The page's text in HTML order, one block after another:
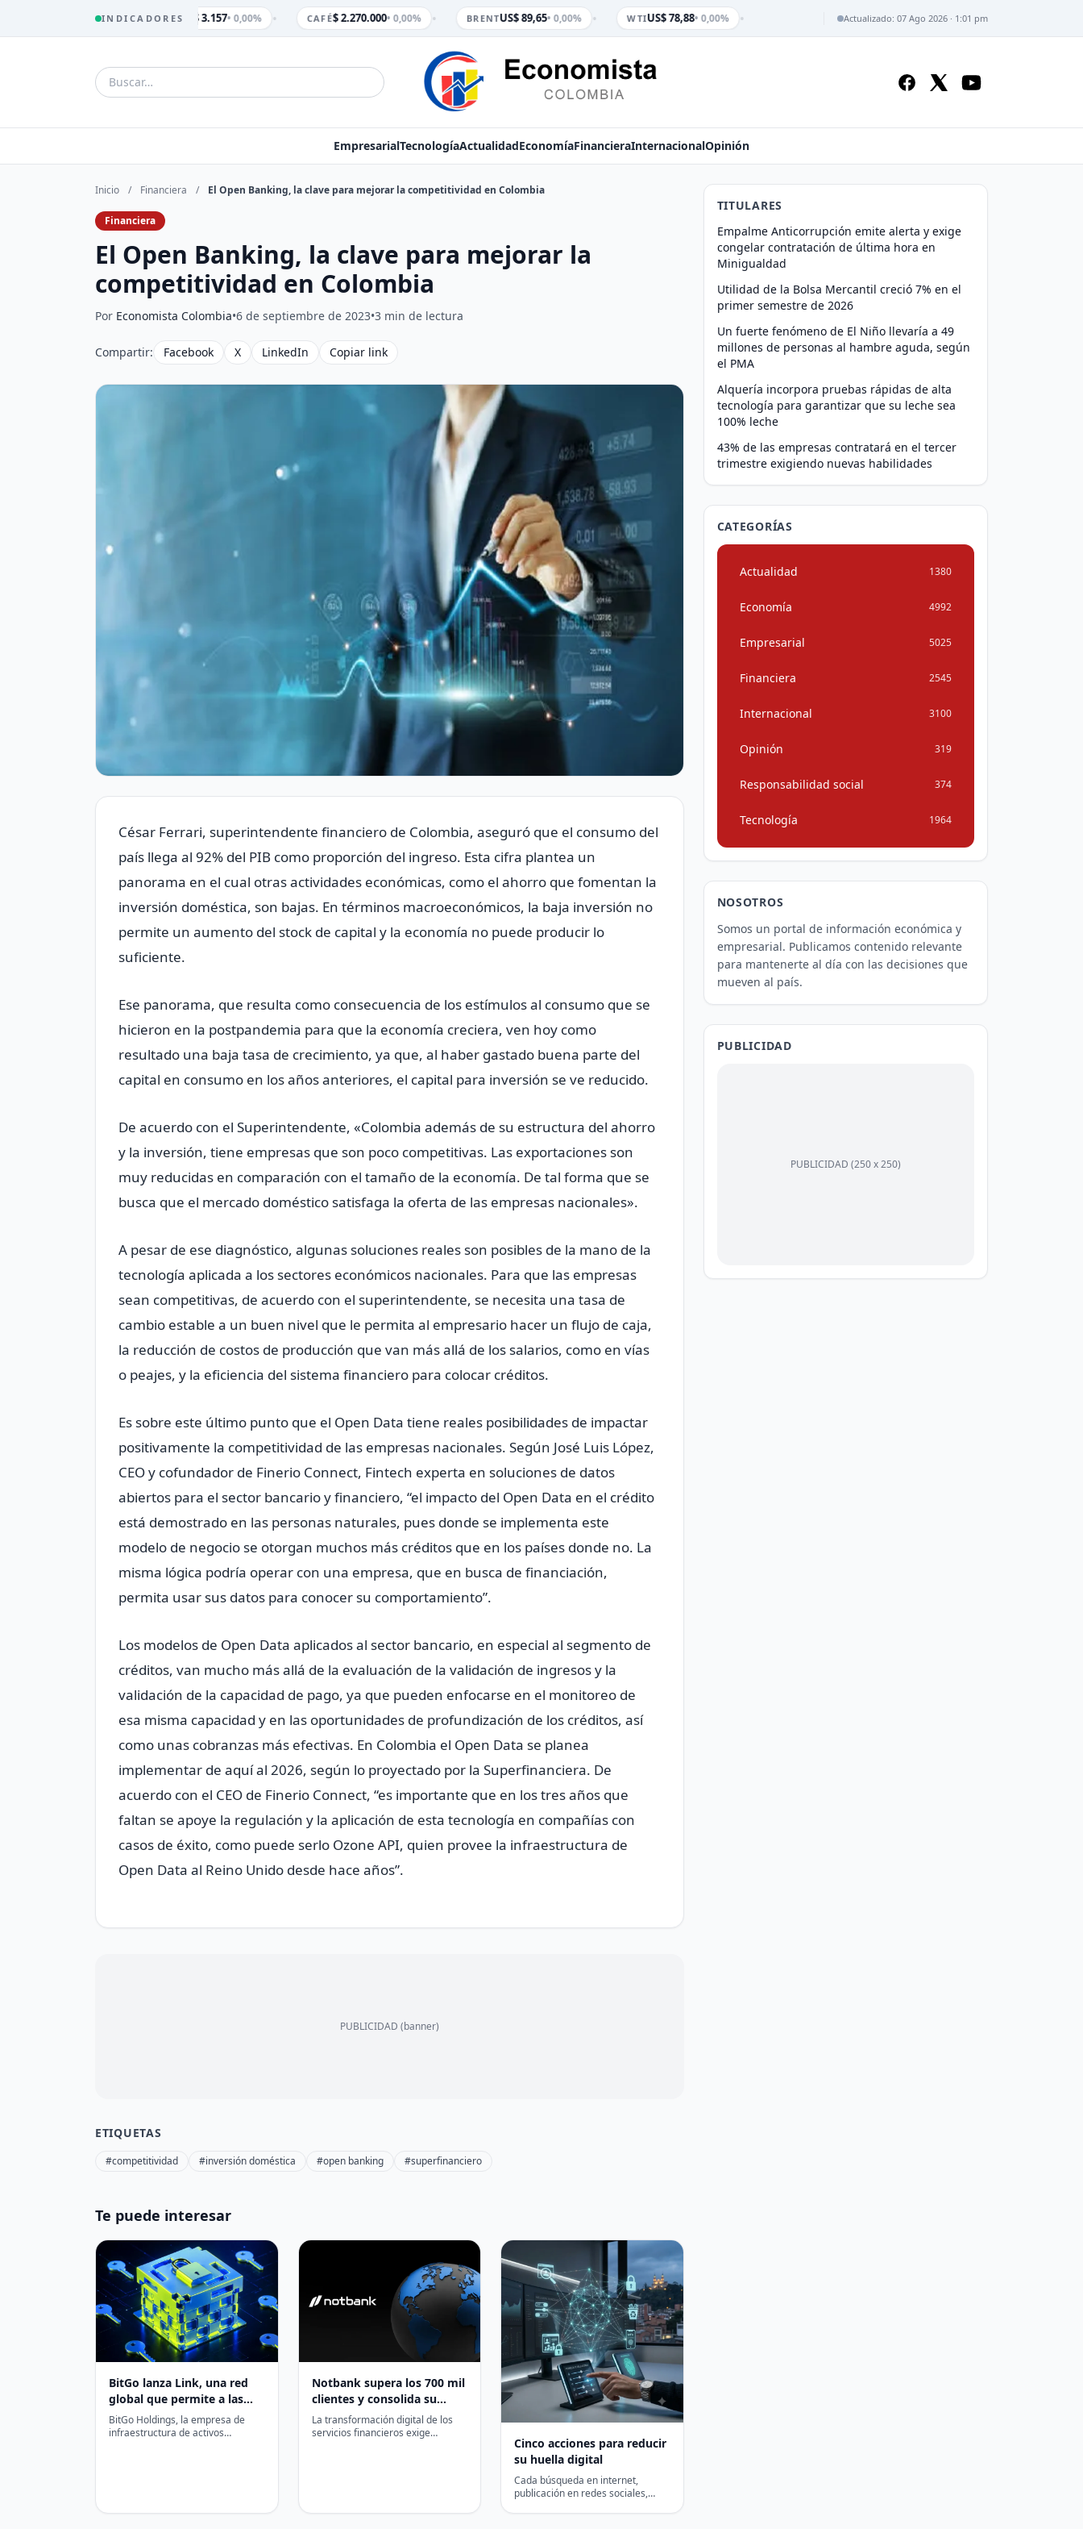
INDICADORES
TRM $ 3.157• 0,00% CAFÉ $ 2.270.000• 0,00% BRENTUS$ 89,65• 0,00% WTIUS$ 78,88• 0,00% Actualizado: 07 Ago 2026 · 1:01 pm
EmpresarialTecnologíaActualidadEconomíaFinancieraInternacionalOpinión
Inicio / Financiera / El Open Banking, la clave para mejorar la competitividad en Colombia
Financiera
El Open Banking, la clave para mejorar la
competitividad en Colombia
Por Economista Colombia•6 de septiembre de 2023•3 min de lectura
Compartir: Facebook X LinkedIn Copiar link
César Ferrari, superintendente financiero de Colombia, aseguró que el consumo del
país llega al 92% del PIB como proporción del ingreso. Esta cifra plantea un
panorama en el cual otras actividades económicas, como el ahorro que fomentan la
inversión doméstica, son bajas. En términos macroeconómicos, la baja inversión no
permite un aumento del stock de capital y la economía no puede producir lo
suficiente.
Ese panorama, que resulta como consecuencia de los estímulos al consumo que se
hicieron en la postpandemia para que la economía creciera, ven hoy como
resultado una baja tasa de crecimiento, ya que, al haber gastado buena parte del
capital en consumo en los años anteriores, el capital para inversión se ve reducido.
De acuerdo con el Superintendente, «Colombia además de su estructura del ahorro
y la inversión, tiene empresas que son poco competitivas. Las exportaciones son
muy reducidas en comparación con el tamaño de la economía. De tal forma que se
busca que el mercado doméstico satisfaga la oferta de las empresas nacionales».
A pesar de ese diagnóstico, algunas soluciones reales son posibles de la mano de la
tecnología aplicada a los sectores económicos nacionales. Para que las empresas
sean competitivas, de acuerdo con el superintendente, se necesita una tasa de
cambio estable a un buen nivel que le permita al empresario hacer un flujo de caja,
la reducción de costos de producción que van más allá de los salarios, como en vías
o peajes, y la eficiencia del sistema financiero para colocar créditos.
Es sobre este último punto que el Open Data tiene reales posibilidades de impactar
positivamente la competitividad de las empresas nacionales. Según José Luis López,
CEO y cofundador de Finerio Connect, Fintech experta en soluciones de datos
abiertos para el sector bancario y financiero, “el impacto del Open Data en el crédito
está demostrado en las personas naturales, pues donde se implementa este
modelo de negocio se otorgan muchos más créditos que en los países donde no. La
misma lógica podría operar con una empresa, que en busca de financiación,
permita usar sus datos para conocer su comportamiento”.
Los modelos de Open Data aplicados al sector bancario, en especial al segmento de
créditos, van mucho más allá de la evaluación de la validación de ingresos y la
validación de la capacidad de pago, ya que pueden enfocarse en el monitoreo de
esa misma capacidad y en las oportunidades de profundización de los créditos, así
como unas cobranzas más efectivas. En Colombia el Open Data se planea
implementar de aquí al 2026, según lo proyectado por la Superfinanciera. De
acuerdo con el CEO de Finerio Connect, “es importante que en los tres años que
faltan se apoye la regulación y la aplicación de esta tecnología en compañías con
casos de éxito, como puede serlo Ozone API, quien provee la infraestructura de
Open Data al Reino Unido desde hace años”.
PUBLICIDAD (banner)
ETIQUETAS
#competitividad #inversión doméstica #open banking #superfinanciero
Te puede interesar
BitGo lanza Link, una red
global que permite a las
instituciones mover capital
sin fronteras
BitGo Holdings, la empresa de
infraestructura de activos
Notbank supera los 700 mil
clientes y consolida su
liderazgo en infraestructura
financiera digital en
La transformación digital de los
servicios financieros exige
Cinco acciones para reducir
su huella digital
Cada búsqueda en internet,
publicación en redes sociales,
TITULARES
Empalme Anticorrupción emite alerta y exige
congelar contratación de última hora en
Minigualdad
Utilidad de la Bolsa Mercantil creció 7% en el
primer semestre de 2026
Un fuerte fenómeno de El Niño llevaría a 49
millones de personas al hambre aguda, según
el PMA
Alquería incorpora pruebas rápidas de alta
tecnología para garantizar que su leche sea
100% leche
43% de las empresas contratará en el tercer
trimestre exigiendo nuevas habilidades
CATEGORÍAS
Actualidad 1380
Economía 4992
Empresarial 5025
Financiera 2545
Internacional 3100
Opinión 319
Responsabilidad social 374
Tecnología 1964
NOSOTROS
Somos un portal de información económica y
empresarial. Publicamos contenido relevante
para mantenerte al día con las decisiones que
mueven al país.
PUBLICIDAD
PUBLICIDAD (250 x 250)